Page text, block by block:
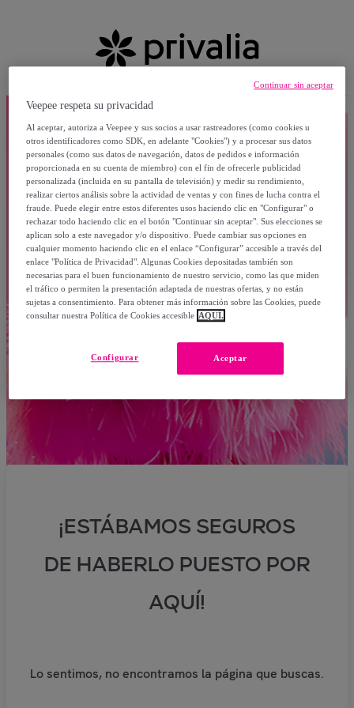
¡ESTÁBAMOS SEGUROS
DE HABERLO PUESTO POR
AQUÍ!
Lo sentimos, no encontramos la página que buscas.
Veepee respeta su privacidad
Al aceptar, autoriza a Veepee y sus socios a usar rastreadores (como cookies u
otros identificadores como SDK, en adelante "Cookies") y a procesar sus datos
personales (como sus datos de navegación, datos de pedidos e información
proporcionada en su cuenta de miembro) con el fin de ofrecerle publicidad
personalizada (incluida en su pantalla de televisión) y medir su rendimiento,
realizar ciertos análisis sobre la actividad de ventas y con fines de lucha contra el
fraude. Puede elegir entre estos diferentes usos haciendo clic en "Configurar" o
rechazar todo haciendo clic en el botón "Continuar sin aceptar". Sus elecciones se
aplican solo a este navegador y/o dispositivo. Puede cambiar sus opciones en
cualquier momento haciendo clic en el enlace “Configurar” accesible a través del
enlace "Política de Privacidad". Algunas Cookies depositadas también son
necesarias para el buen funcionamiento de nuestro servicio, como las que miden
el tráfico o permiten la presentación adaptada de nuestras ofertas, y no están
sujetas a consentimiento. Para obtener más información sobre las Cookies, puede
consultar nuestra Política de Cookies accesible AQUÍ.
Aceptar
Configurar
Continuar sin aceptar